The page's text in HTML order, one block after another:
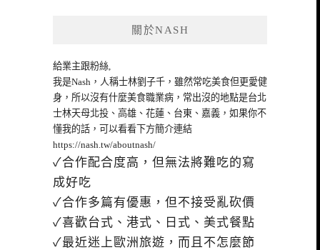
關於NASH
給業主跟粉絲,
我是Nash，人稱士林劉子千，雖然常吃美食但更愛健
身，所以沒有什麼美食職業病，常出沒的地點是台北
士林天母北投、高雄、花蓮、台東、嘉義，如果你不
懂我的話，可以看看下方簡介連結
https://nash.tw/aboutnash/
✓合作配合度高，但無法將難吃的寫
成好吃
✓合作多篇有優惠，但不接受亂砍價
✓喜歡台式、港式、日式、美式餐點
✓最近迷上歐洲旅遊，而且不怎麼節